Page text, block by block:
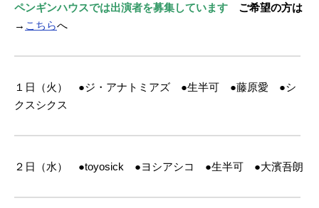
ペンギンハウスでは出演者を募集しています ご希望の方は
→ こちらへ
１日（火） ●ジ・アナトミアズ ●生半可 ●藤原愛 ●シ
クスシクス
２日（水） ●toyosick ●ヨシアシコ ●生半可 ●大濱吾朗